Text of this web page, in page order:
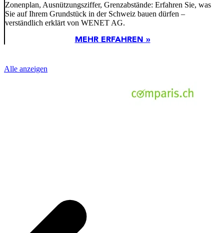
Zonenplan, Ausnützungsziffer, Grenzabstände: Erfahren Sie, was
Sie auf Ihrem Grundstück in der Schweiz bauen dürfen –
verständlich erklärt von WENET AG.
MEHR ERFAHREN »
Alle anzeigen